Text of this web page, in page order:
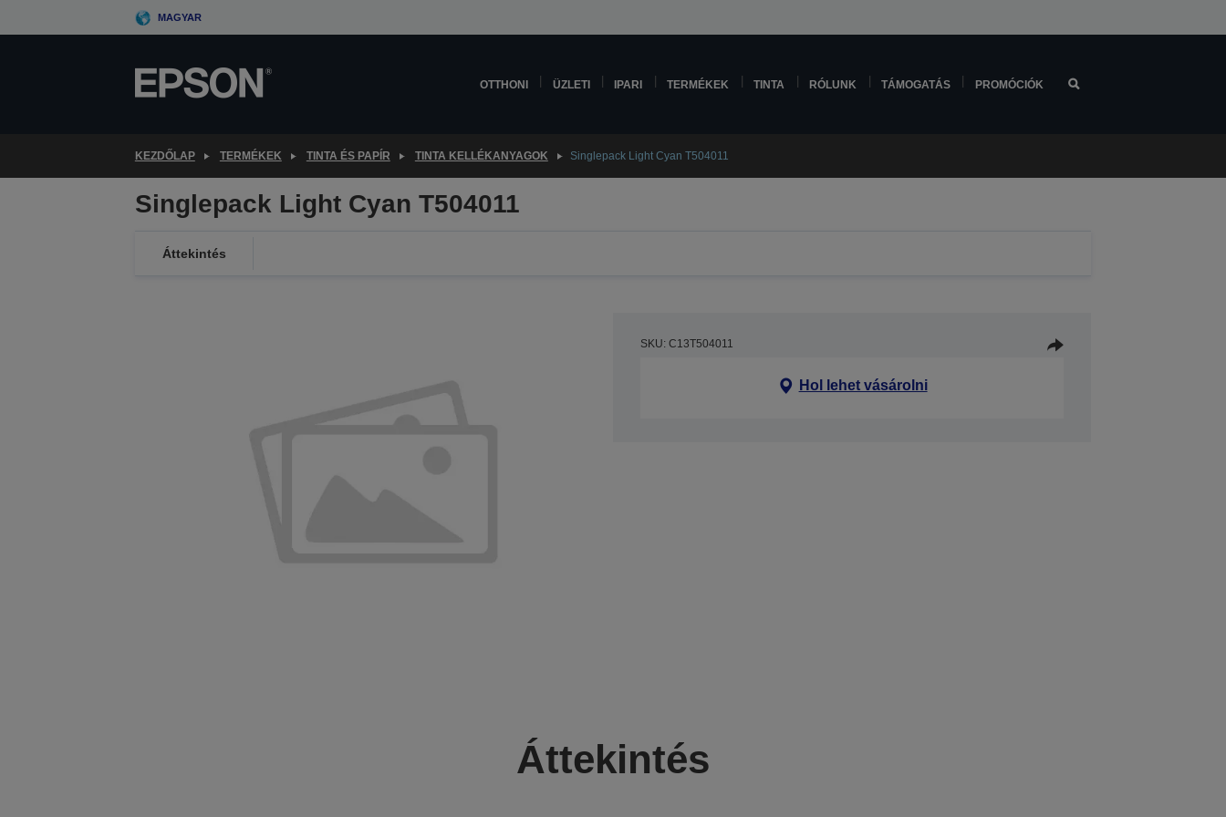
to
MAGYAR
OTTHONI ÜZLETI IPARI TERMÉKEK TINTA RÓLUNK TÁMOGATÁS PROMÓCIÓK
KEZDŐLAP TERMÉKEK TINTA ÉS PAPÍR TINTA KELLÉKANYAGOK Singlepack Light Cyan T504011
Singlepack Light Cyan T504011
Áttekintés
SKU: C13T504011
Hol lehet vásárolni
Áttekintés